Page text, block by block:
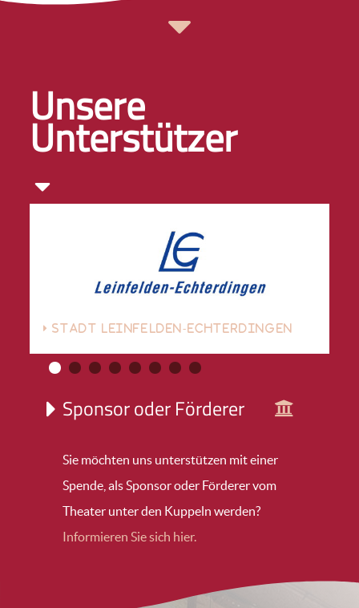
Unsere
Unterstützer
STADT LEINFELDEN-ECHTERDINGEN
Sponsor oder Förderer
Sie möchten uns unterstützen mit einer
Spende, als Sponsor oder Förderer vom
Theater unter den Kuppeln werden?
Informieren Sie sich hier.